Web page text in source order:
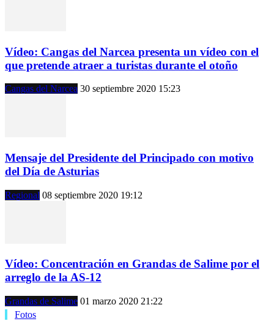
Vídeo: Cangas del Narcea presenta un vídeo con el
que pretende atraer a turistas durante el otoño
Cangas del Narcea 30 septiembre 2020 15:23
Mensaje del Presidente del Principado con motivo
del Día de Asturias
Regional 08 septiembre 2020 19:12
Vídeo: Concentración en Grandas de Salime por el
arreglo de la AS-12
Grandas de Salime 01 marzo 2020 21:22
Fotos